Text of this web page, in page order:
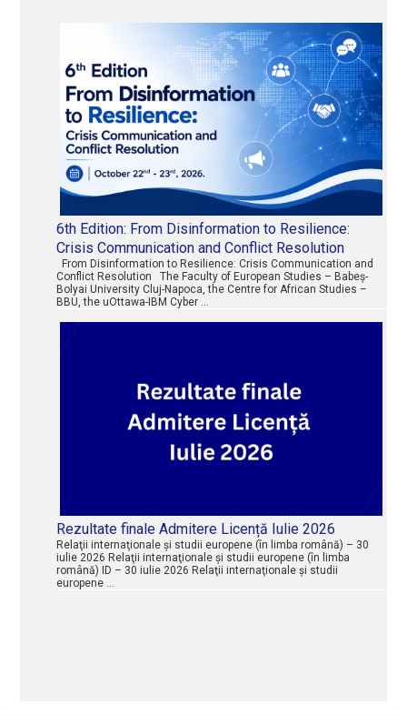
6th Edition: From Disinformation to Resilience:
Crisis Communication and Conflict Resolution
From Disinformation to Resilience: Crisis Communication and
Conflict Resolution The Faculty of European Studies – Babeș-
Bolyai University Cluj-Napoca, the Centre for African Studies –
BBU, the uOttawa-IBM Cyber …
Rezultate finale Admitere Licență Iulie 2026
Relaţii internaţionale şi studii europene (în limba română) – 30
iulie 2026 Relaţii internaţionale şi studii europene (în limba
română) ID – 30 iulie 2026 Relaţii internaţionale şi studii
europene …